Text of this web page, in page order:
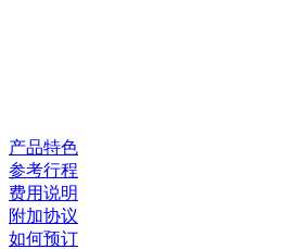
产品特色
参考行程
费用说明
附加协议
如何预订